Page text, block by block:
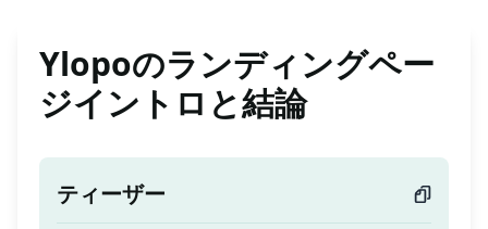
Ylopoのランディングペー
ジイントロと結論
ティーザー